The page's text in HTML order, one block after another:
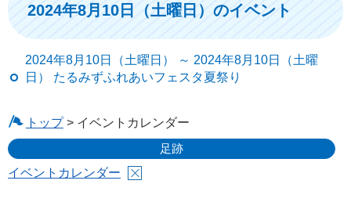
2024年8月10日（土曜日）のイベント
2024年8月10日（土曜日） ～ 2024年8月10日（土曜
日） たるみずふれあいフェスタ夏祭り
トップ> イベントカレンダー
足跡
イベントカレンダー